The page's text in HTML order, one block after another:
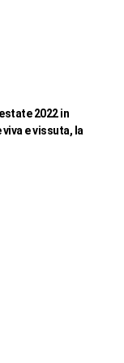
2022 in
e vissuta, la